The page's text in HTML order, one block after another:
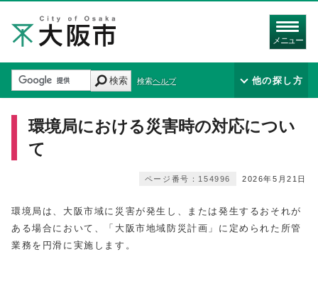
メニュー
検索 検索ヘルプ 他の探し方
環境局における災害時の対応につい
て
2026年5月21日
ページ番号：154996
環境局は、大阪市域に災害が発生し、または発生するおそれが
ある場合において、「大阪市地域防災計画」に定められた所管
業務を円滑に実施します。